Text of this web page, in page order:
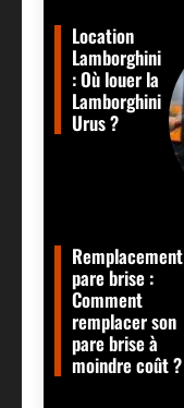
Location
Lamborghini
: Où louer la
Lamborghini
Urus ?
Remplacement
pare brise :
Comment
remplacer son
pare brise à
moindre coût ?